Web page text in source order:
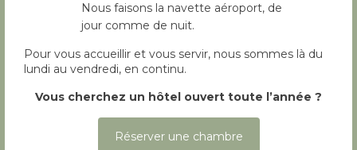
Nous faisons la navette aéroport, de
jour comme de nuit.
Pour vous accueillir et vous servir, nous sommes là du
lundi au vendredi, en continu.
Vous cherchez un hôtel ouvert toute l’année ?
Réserver une chambre